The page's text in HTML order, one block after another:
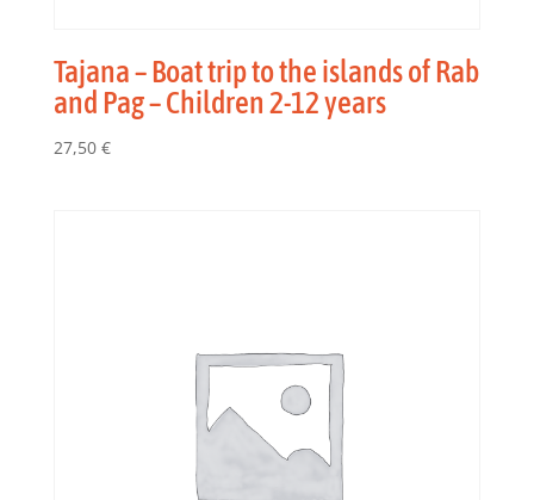
Tajana – Boat trip to the islands of Rab
and Pag – Children 2-12 years
27,50 €